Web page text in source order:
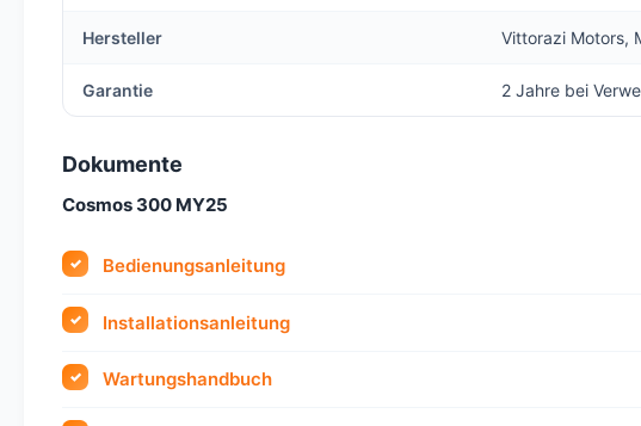
Hersteller Vittorazi Motors,
Garantie 2 Jahre bei
Dokumente
Cosmos 300 MY25
Bedienungsanleitung
Installationsanleitung
Wartungshandbuch